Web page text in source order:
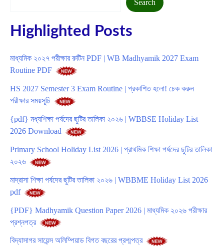
Search
Highlighted Posts
মাধ্যমিক ২০২৭ পরীক্ষার রুটিন PDF | WB Madhyamik 2027 Exam
Routine PDF
HS 2027 Semester 3 Exam Routine | প্রকাশিত হলো! চেক করুন
পরীক্ষার সময়সূচি
{pdf} মধ্যশিক্ষা পর্ষদের ছুটির তালিকা ২০২৬ | WBBSE Holiday List
2026 Download
Primary School Holiday List 2026 | প্রাথমিক শিক্ষা পর্ষদের ছুটির তালিকা
২০২৬
মাদ্রাসা শিক্ষা পর্ষদের ছুটির তালিকা ২০২৬ | WBBME Holiday List 2026
pdf
{PDF} Madhyamik Question Paper 2026 | মাধ্যমিক ২০২৬ পরীক্ষার
প্রশ্নপত্র
বিদ্যাসাগর সায়েন্স অলিম্পিয়াড বিগত বছরের প্রশ্মপত্র